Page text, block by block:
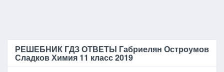
РЕШЕБНИК ГДЗ ОТВЕТЫ Габриелян Остроумов
Сладков Химия 11 класс 2019